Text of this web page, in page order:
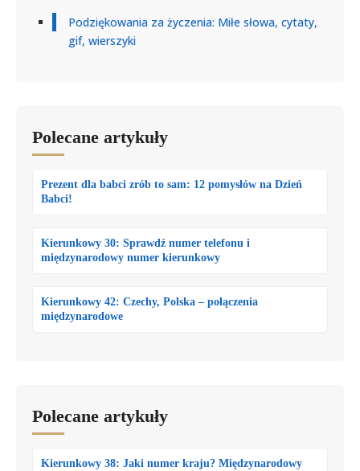
Podziękowania za życzenia: Miłe słowa, cytaty,
gif, wierszyki
Polecane artykuły
Prezent dla babci zrób to sam: 12 pomysłów na Dzień
Babci!
Kierunkowy 30: Sprawdź numer telefonu i
międzynarodowy numer kierunkowy
Kierunkowy 42: Czechy, Polska – połączenia
międzynarodowe
Polecane artykuły
Kierunkowy 38: Jaki numer kraju? Międzynarodowy